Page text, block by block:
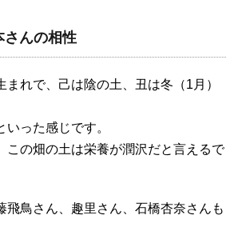
さんの相性
まれで、己は陰の土、丑は冬（1月）
いった感じです。
この畑の土は栄養が潤沢だと言えるで
飛鳥さん、趣里さん、石橋杏奈さんも